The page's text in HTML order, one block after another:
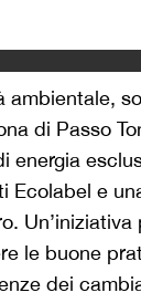
di Passo
energia
Ecolabel e
le buone
dei